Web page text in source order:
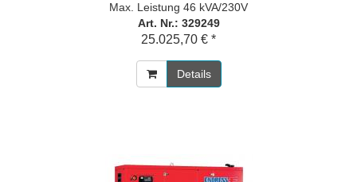
Max. Leistung 46 kVA/230V
Art. Nr.: 329249
25.025,70 € *
Details